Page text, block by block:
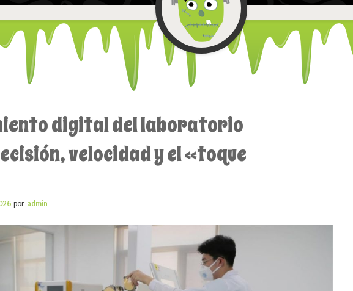
digital del laboratorio
velocidad y el «toque
por admin